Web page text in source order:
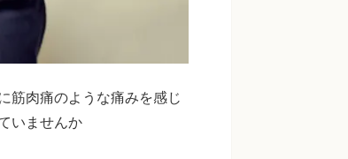
筋肉痛のような痛みを感じ
いませんか